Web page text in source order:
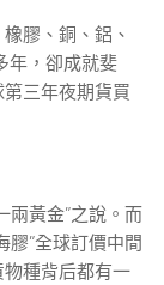
膠、銅、鋁、
年，卻成就斐
三年夜期貨買
黃金”之說。而
膠”全球訂價中間
種背后都有一